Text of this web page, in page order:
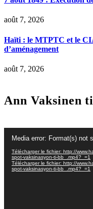
août 7, 2026
Haïti : le MTPTC et le
d’aménagement
août 7, 2026
Ann Vaksinen
vidéo
Media error: Format(s) not
Télécharger le fichier: http://
spot-vaksinasyon-ti-bb_.mp4?_=1
Télécharger le fichier: http://
spot-vaksinasyon-ti-bb_.mp4?_=1